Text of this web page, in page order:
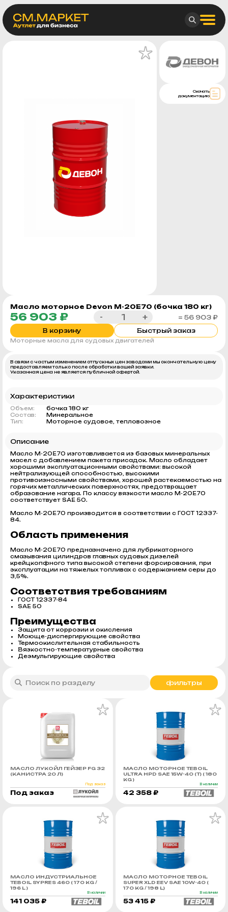
Масло моторное Devon М-20Е70 (бочка 180 кг)
56 903 ₽ - +
= 56 903 ₽
В корзину
Быстрый заказ
Моторные масла для судовых двигателей
Скачать
документацию
В связи с частым изменением отпускных цен заводами мы окончательную цену
предоставляем только после обработки вашей заявки.
Указанная цена не является публичной офертой.
Характеристики
Объем:
бочка 180 кг
Состав:
Минеральное
Тип:
Моторное судовое, тепловозное
Описание
Масло М-20Е70 изготавливается из базовых минеральных
масел с добавлением пакета присадок. Масло обладает
хорошими эксплуатационными свойствами: высокой
нейтрализующей способностью, высокими
противоизносными свойствами, хорошей растекаемостью на
горячих металлических поверхностях, предотвращает
образование нагара. По классу вязкости масло М-20Е70
соответствует SAE 50.
Масло М-20Е70 производится в соответствии с ГОСТ 12337-
84.
Область применения
Масло М-20Е70 предназначено для лубрикаторного
смазывания цилиндров главных судовых дизелей
крейцкопфного типа высокой степени форсирования, при
эксплуатации на тяжелых топливах с содержанием серы до
3,5%.
Соответствия требованиям
ГОСТ 12337-84
SAE 50
Преимущества
Защита от коррозии и окисления
Моюще-диспергирующие свойства
Термоокислительная стабильность
Вязкостно-температурные свойства
Деэмульгирующие свойства
фильтры
МАСЛО ЛУКОЙЛ ГЕЙЗЕР FG 32
(КАНИСТРА 20 Л)
Под заказ
Под заказ
МАСЛО МОТОРНОЕ TEBOIL
ULTRA HPD SAE 15W-40 (Т) ( 180
KG )
В наличии
42 358 ₽
МАСЛО ИНДУСТРИАЛЬНОЕ
TEBOIL SYPRES 460 ( 170 KG /
196 L )
В наличии
141 035 ₽
МАСЛО МОТОРНОЕ TEBOIL
SUPER XLD EEV SAE 10W-40 (
170 KG / 198 L)
В наличии
53 415 ₽